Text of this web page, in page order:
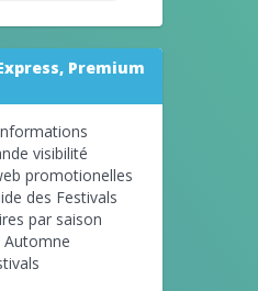
Premium
visibilité
promotionelles
des Festivals
par saison
Automne